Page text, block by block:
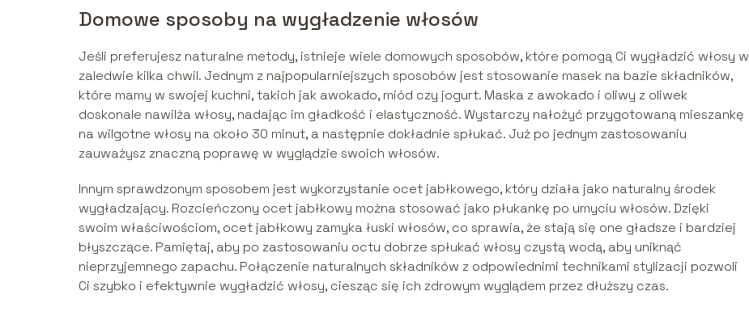
Domowe sposoby na wygładzenie włosów
Jeśli preferujesz naturalne metody, istnieje wiele domowych sposobów, które pomogą Ci wygładzić włosy w
zaledwie kilka chwil. Jednym z najpopularniejszych sposobów jest stosowanie masek na bazie składników,
które mamy w swojej kuchni, takich jak awokado, miód czy jogurt. Maska z awokado i oliwy z oliwek
doskonale nawilża włosy, nadając im gładkość i elastyczność. Wystarczy nałożyć przygotowaną mieszankę
na wilgotne włosy na około 30 minut, a następnie dokładnie spłukać. Już po jednym zastosowaniu
zauważysz znaczną poprawę w wyglądzie swoich włosów.
Innym sprawdzonym sposobem jest wykorzystanie ocet jabłkowego, który działa jako naturalny środek
wygładzający. Rozcieńczony ocet jabłkowy można stosować jako płukankę po umyciu włosów. Dzięki
swoim właściwościom, ocet jabłkowy zamyka łuski włosów, co sprawia, że stają się one gładsze i bardziej
błyszczące. Pamiętaj, aby po zastosowaniu octu dobrze spłukać włosy czystą wodą, aby uniknąć
nieprzyjemnego zapachu. Połączenie naturalnych składników z odpowiednimi technikami stylizacji pozwoli
Ci szybko i efektywnie wygładzić włosy, ciesząc się ich zdrowym wyglądem przez dłuższy czas.